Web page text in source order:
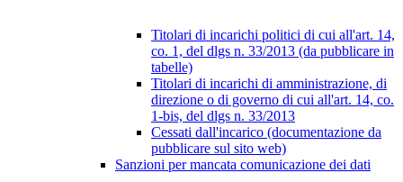
Titolari di incarichi politici di cui all'art. 14,
co. 1, del dlgs n. 33/2013 (da pubblicare in
tabelle)
Titolari di incarichi di amministrazione, di
direzione o di governo di cui all'art. 14, co.
1-bis, del dlgs n. 33/2013
Cessati dall'incarico (documentazione da
pubblicare sul sito web)
Sanzioni per mancata comunicazione dei dati